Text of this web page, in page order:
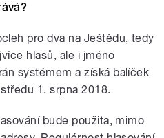
pro dva na Ještědu, tedy
hlasů, ale i jméno
systémem a získá balíček
1. srpna 2018.
bude použita, mimo